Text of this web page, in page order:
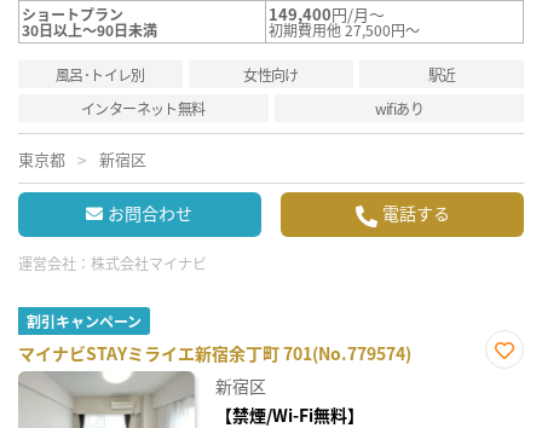
ショートプラン
30日以上～90日未満
149,400円/月～
初期費用他 27,500円～
風呂･トイレ別 女性向け
駅近
インターネット無料
wifiあり
東京都 新宿区
お問合わせ 電話する
運営会社： 株式会社マイナビ
割引キャンペーン
マイナビSTAYミライエ新宿余丁町 701(No.779574)
新宿区
【禁煙/Wi-Fi無料】